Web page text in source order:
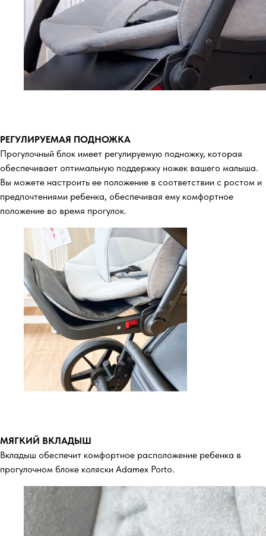
РЕГУЛИРУЕМАЯ ПОДНОЖКА
Прогулочный блок имеет регулируемую подножку, которая
обеспечивает оптимальную поддержку ножек вашего малыша.
Вы можете настроить ее положение в соответствии с ростом и
предпочтениями ребенка, обеспечивая ему комфортное
положение во время прогулок.
МЯГКИЙ ВКЛАДЫШ
Вкладыш обеспечит комфортное расположение ребенка в
прогулочном блоке коляски Adamex Porto.